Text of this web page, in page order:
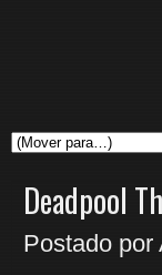
Deadpool
Postado por